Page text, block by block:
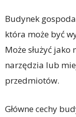
Budynek
która może być
Może służyć
narzędzia lub
przedmiotów.
Główne cechy